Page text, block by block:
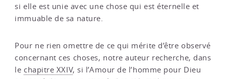
si elle est unie avec une chose qui est éternelle et
immuable de sa nature.
Pour ne rien omettre de ce qui mérite d’être observé
concernant ces choses, notre auteur recherche, dans
le chapitre XXIV, si l’Amour de l’homme pour Dieu